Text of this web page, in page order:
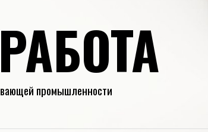
промышленности